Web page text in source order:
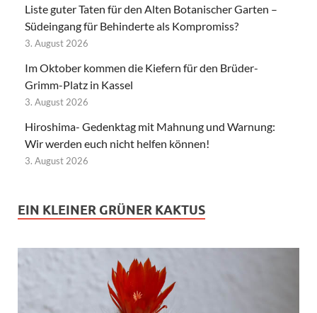
Liste guter Taten für den Alten Botanischer Garten –
Südeingang für Behinderte als Kompromiss?
3. August 2026
Im Oktober kommen die Kiefern für den Brüder-
Grimm-Platz in Kassel
3. August 2026
Hiroshima- Gedenktag mit Mahnung und Warnung:
Wir werden euch nicht helfen können!
3. August 2026
EIN KLEINER GRÜNER KAKTUS